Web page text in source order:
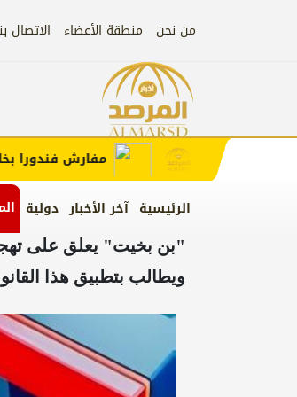
من نحن منطقة الأعضاء الاتصال
الرئيسية آخر الأخبار دولية
مفارش فندورا
"بن بخيت" يعلق على
ويطالب بتطبيق هذا